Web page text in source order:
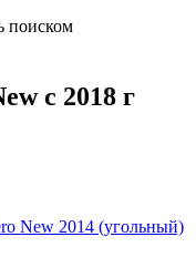
поиском
с 2018 г
New 2014 (угольный)